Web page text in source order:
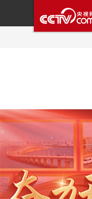
新闻 国内
小
现场 前线
体育 直播